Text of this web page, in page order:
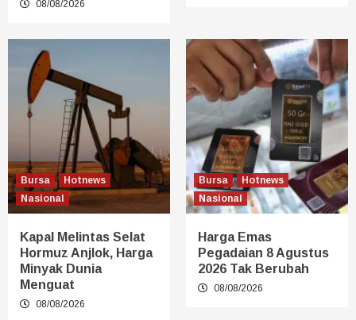
08/08/2026
Bursa
Hotnews
Nasional
Kapal Melintas Selat
Hormuz Anjlok, Harga
Minyak Dunia
Menguat
08/08/2026
Bursa
Hotnews
Nasional
Harga Emas
Pegadaian 8 Agustus
2026 Tak Berubah
08/08/2026